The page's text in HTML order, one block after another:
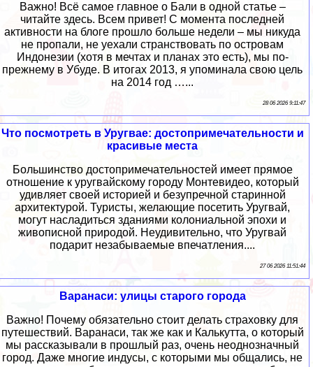
Важно! Всё самое главное о Бали в одной статье –
читайте здесь. Всем привет! С момента последней
активности на блоге прошло больше недели – мы никуда
не пропали, не уехали странствовать по островам
Индонезии (хотя в мечтах и планах это есть), мы по-
прежнему в Убуде. В итогах 2013, я упоминала свою цель
на 2014 год …...
28 06 2026 9:11:47
Что посмотреть в Уругвае: достопримечательности и
красивые места
Большинство достопримечательностей имеет прямое
отношение к уругвайскому городу Монтевидео, который
удивляет своей историей и безупречной старинной
архитектурой. Туристы, желающие посетить Уругвай,
могут насладиться зданиями колониальной эпохи и
живописной природой. Неудивительно, что Уругвай
подарит незабываемые впечатления....
27 06 2026 11:51:44
Варанаси: улицы старого города
Важно! Почему обязательно стоит делать страховку для
путешествий. Варанаси, так же как и Калькутта, о который
мы рассказывали в прошлый раз, очень неоднозначный
город. Даже многие индусы, с которыми мы общались, не